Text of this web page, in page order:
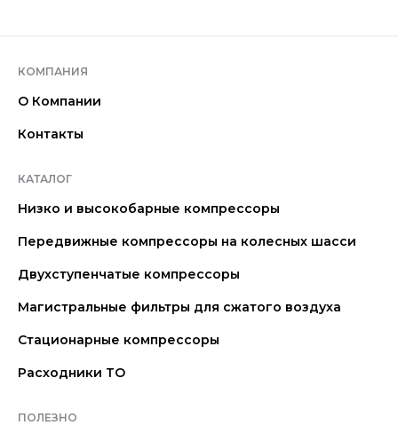
КОМПАНИЯ
О Компании
Контакты
КАТАЛОГ
Низко и высокобарные компрессоры
Передвижные компрессоры на колесных шасси
Двухступенчатые компрессоры
Магистральные фильтры для сжатого воздуха
Стационарные компрессоры
Расходники ТО
ПОЛЕЗНО